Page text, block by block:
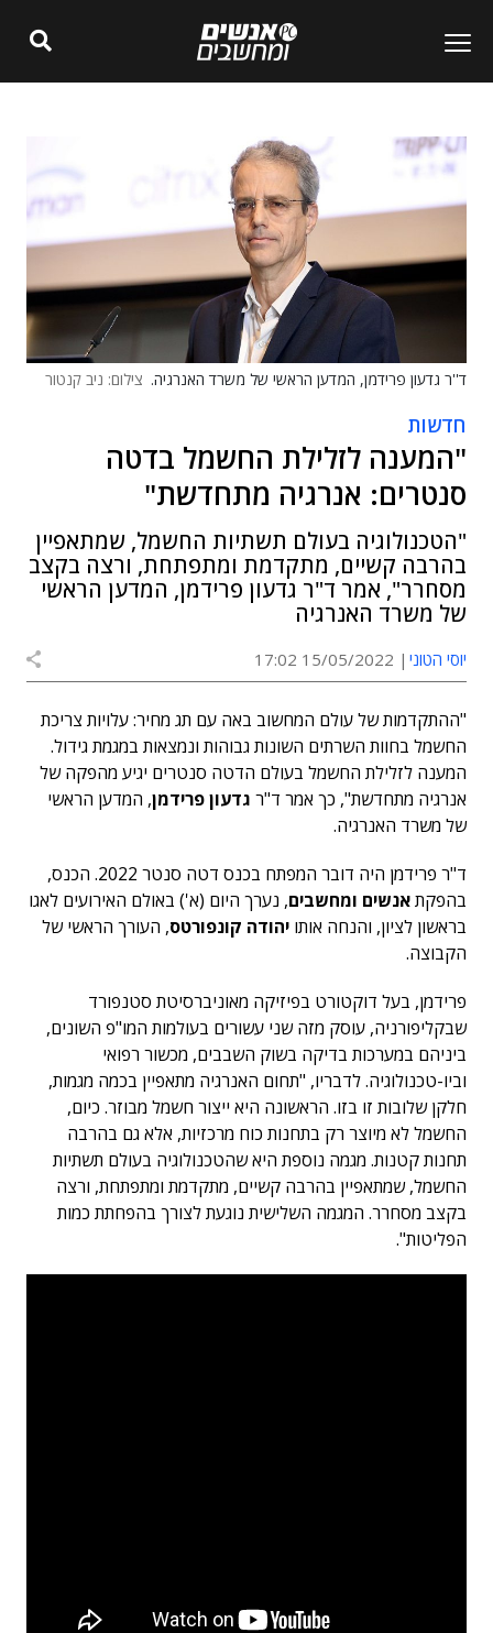
ד''ר גדעון פרידמן, המדען הראשי של משרד האנרגיה. צילום: ניב קנטור
חדשות
"המענה לזלילת החשמל בדטה
סנטרים: אנרגיה מתחדשת"
"הטכנולוגיה בעולם תשתיות החשמל, שמתאפיין
בהרבה קשיים, מתקדמת ומתפתחת, ורצה בקצב
מסחרר", אמר ד"ר גדעון פרידמן, המדען הראשי
של משרד האנרגיה
יוסי הטוני 15/05/2022 17:02
"ההתקדמות של עולם המחשוב באה עם תג מחיר: עלויות צריכת
החשמל בחוות השרתים השונות גבוהות ונמצאות במגמת גידול.
המענה לזלילת החשמל בעולם הדטה סנטרים יגיע מהפקה של
אנרגיה מתחדשת", כך אמר ד"ר גדעון פרידמן, המדען הראשי
של משרד האנרגיה.
ד"ר פרידמן היה דובר המפתח בכנס דטה סנטר 2022. הכנס,
בהפקתאנשים ומחשבים, נערך היום (א') באולם האירועים לאגו
בראשון לציון, והנחה אותו יהודה קונפורטס, העורך הראשי של
הקבוצה.
פרידמן, בעל דוקטורט בפיזיקה מאוניברסיטת סטנפורד
שבקליפורניה, עוסק מזה שני עשורים בעולמות המו"פ השונים,
ביניהם במערכות בדיקה בשוק השבבים, מכשור רפואי
וביו-טכנולוגיה. לדבריו, "תחום האנרגיה מתאפיין בכמה מגמות,
חלקן שלובות זו בזו. הראשונה היא ייצור חשמל מבוזר. כיום,
החשמל לא מיוצר רק בתחנות כוח מרכזיות, אלא גם בהרבה
תחנות קטנות. מגמה נוספת היא שהטכנולוגיה בעולם תשתיות
החשמל, שמתאפיין בהרבה קשיים, מתקדמת ומתפתחת, ורצה
בקצב מסחרר. המגמה השלישית נוגעת לצורך בהפחתת כמות
הפליטות".